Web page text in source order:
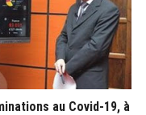
au Covid-19, à